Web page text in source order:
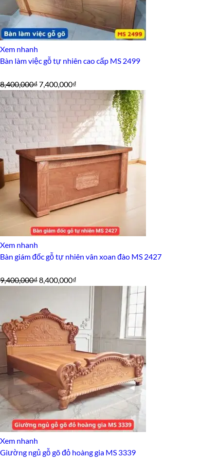
Xem nhanh
Bàn làm việc gỗ tự nhiên cao cấp MS 2499
8,400,000₫Giá
gốc
là:
8,400,000₫.
7,400,000₫
7,400,000₫.
Xem nhanh
Bàn giám đốc gỗ tự nhiên vân xoan đào MS 2427
9,400,000₫Giá
9,400,000₫.
8,400,000₫
hiện
8,400,000₫.
Xem nhanh
Giường ngủ gỗ gõ đỏ hoàng gia MS 3339